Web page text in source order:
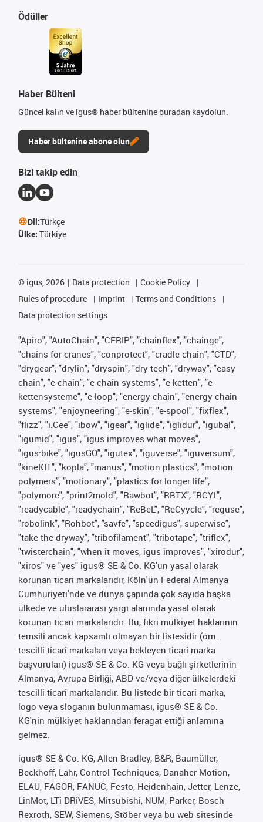
Ödüller
Haber Bülteni
Güncel kalın ve igus® haber bültenine buradan kaydolun.
Haber bültenine abone olun
Bizi takip edin
Dil:Türkçe
Ülke: Türkiye
© igus, 2026 Data protection
Cookie Policy
Rules of procedure
Imprint
Terms and Conditions
Data protection settings
"Apiro", "AutoChain", "CFRIP", "chainflex", "chainge",
"chains for cranes", "conprotect", "cradle-chain", "CTD",
"drygear", "drylin", "dryspin", "dry-tech", "dryway", "easy
chain", "e-chain", "e-chain systems", "e-ketten", "e-
kettensysteme", "e-loop", "energy chain", "energy chain
systems", "enjoyneering", "e-skin", "e-spool", "fixflex",
"flizz", "i.Cee", "ibow", "igear", "iglide", "iglidur", "igubal",
"igumid", "igus", "igus improves what moves",
"igus:bike", "igusGO", "igutex", "iguverse", "iguversum",
"kineKIT", "kopla", "manus", "motion plastics", "motion
polymers", "motionary", "plastics for longer life",
"polymore", "print2mold", "Rawbot", "RBTX", "RCYL",
"readycable", "readychain", "ReBeL", "ReCyycle", "reguse",
"robolink", "Rohbot", "savfe", "speedigus", superwise",
"take the dryway", "tribofilament", "tribotape", "triflex",
"twisterchain", "when it moves, igus improves", "xirodur",
"xiros" ve "yes" igus® SE & Co. KG'un yasal olarak
korunan ticari markalarıdır, Köln'ün Federal Almanya
Cumhuriyeti'nde ve dünya çapında çok sayıda başka
ülkede ve uluslararası yargı alanında yasal olarak
korunan ticari markalarıdır. Bu, fikri mülkiyet haklarının
temsili ancak kapsamlı olmayan bir listesidir (örn.
tescilli ticari markaları veya bekleyen ticari marka
başvuruları) igus® SE & Co. KG veya bağlı şirketlerinin
Almanya, Avrupa Birliği, ABD ve/veya diğer ülkelerdeki
tescilli ticari markalarıdır. Bu listede bir ticari marka,
logo veya sloganın bulunmaması, igus® SE & Co.
KG'nin mülkiyet haklarından feragat ettiği anlamına
gelmez.
igus® SE & Co. KG, Allen Bradley, B&R, Baumüller,
Beckhoff, Lahr, Control Techniques, Danaher Motion,
ELAU, FAGOR, FANUC, Festo, Heidenhain, Jetter, Lenze,
LinMot, LTi DRiVES, Mitsubishi, NUM, Parker, Bosch
Rexroth, SEW, Siemens, Stöber veya bu web sitesinde